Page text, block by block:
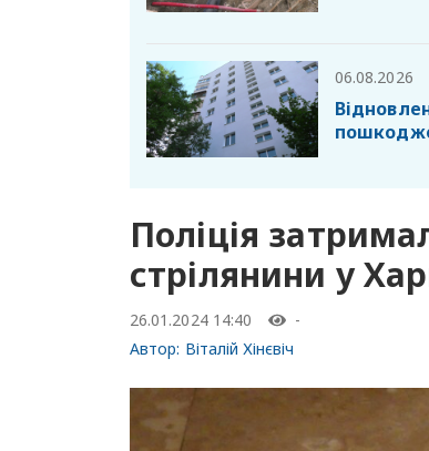
06.08.2026
Поліція
стрілянини у
26.01.2024 14:40
-
Автор: Віталій Хінєвіч